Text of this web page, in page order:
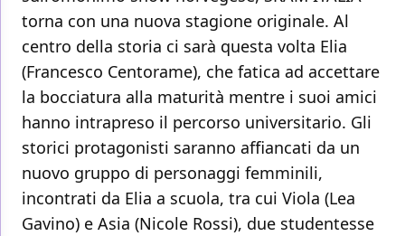
torna con una nuova stagione originale. Al
centro della storia ci sarà questa volta Elia
(Francesco Centorame), che fatica ad accettare
la bocciatura alla maturità mentre i suoi amici
hanno intrapreso il percorso universitario. Gli
storici protagonisti saranno affiancati da un
nuovo gruppo di personaggi femminili,
incontrati da Elia a scuola, tra cui Viola (Lea
Gavino) e Asia (Nicole Rossi), due studentesse